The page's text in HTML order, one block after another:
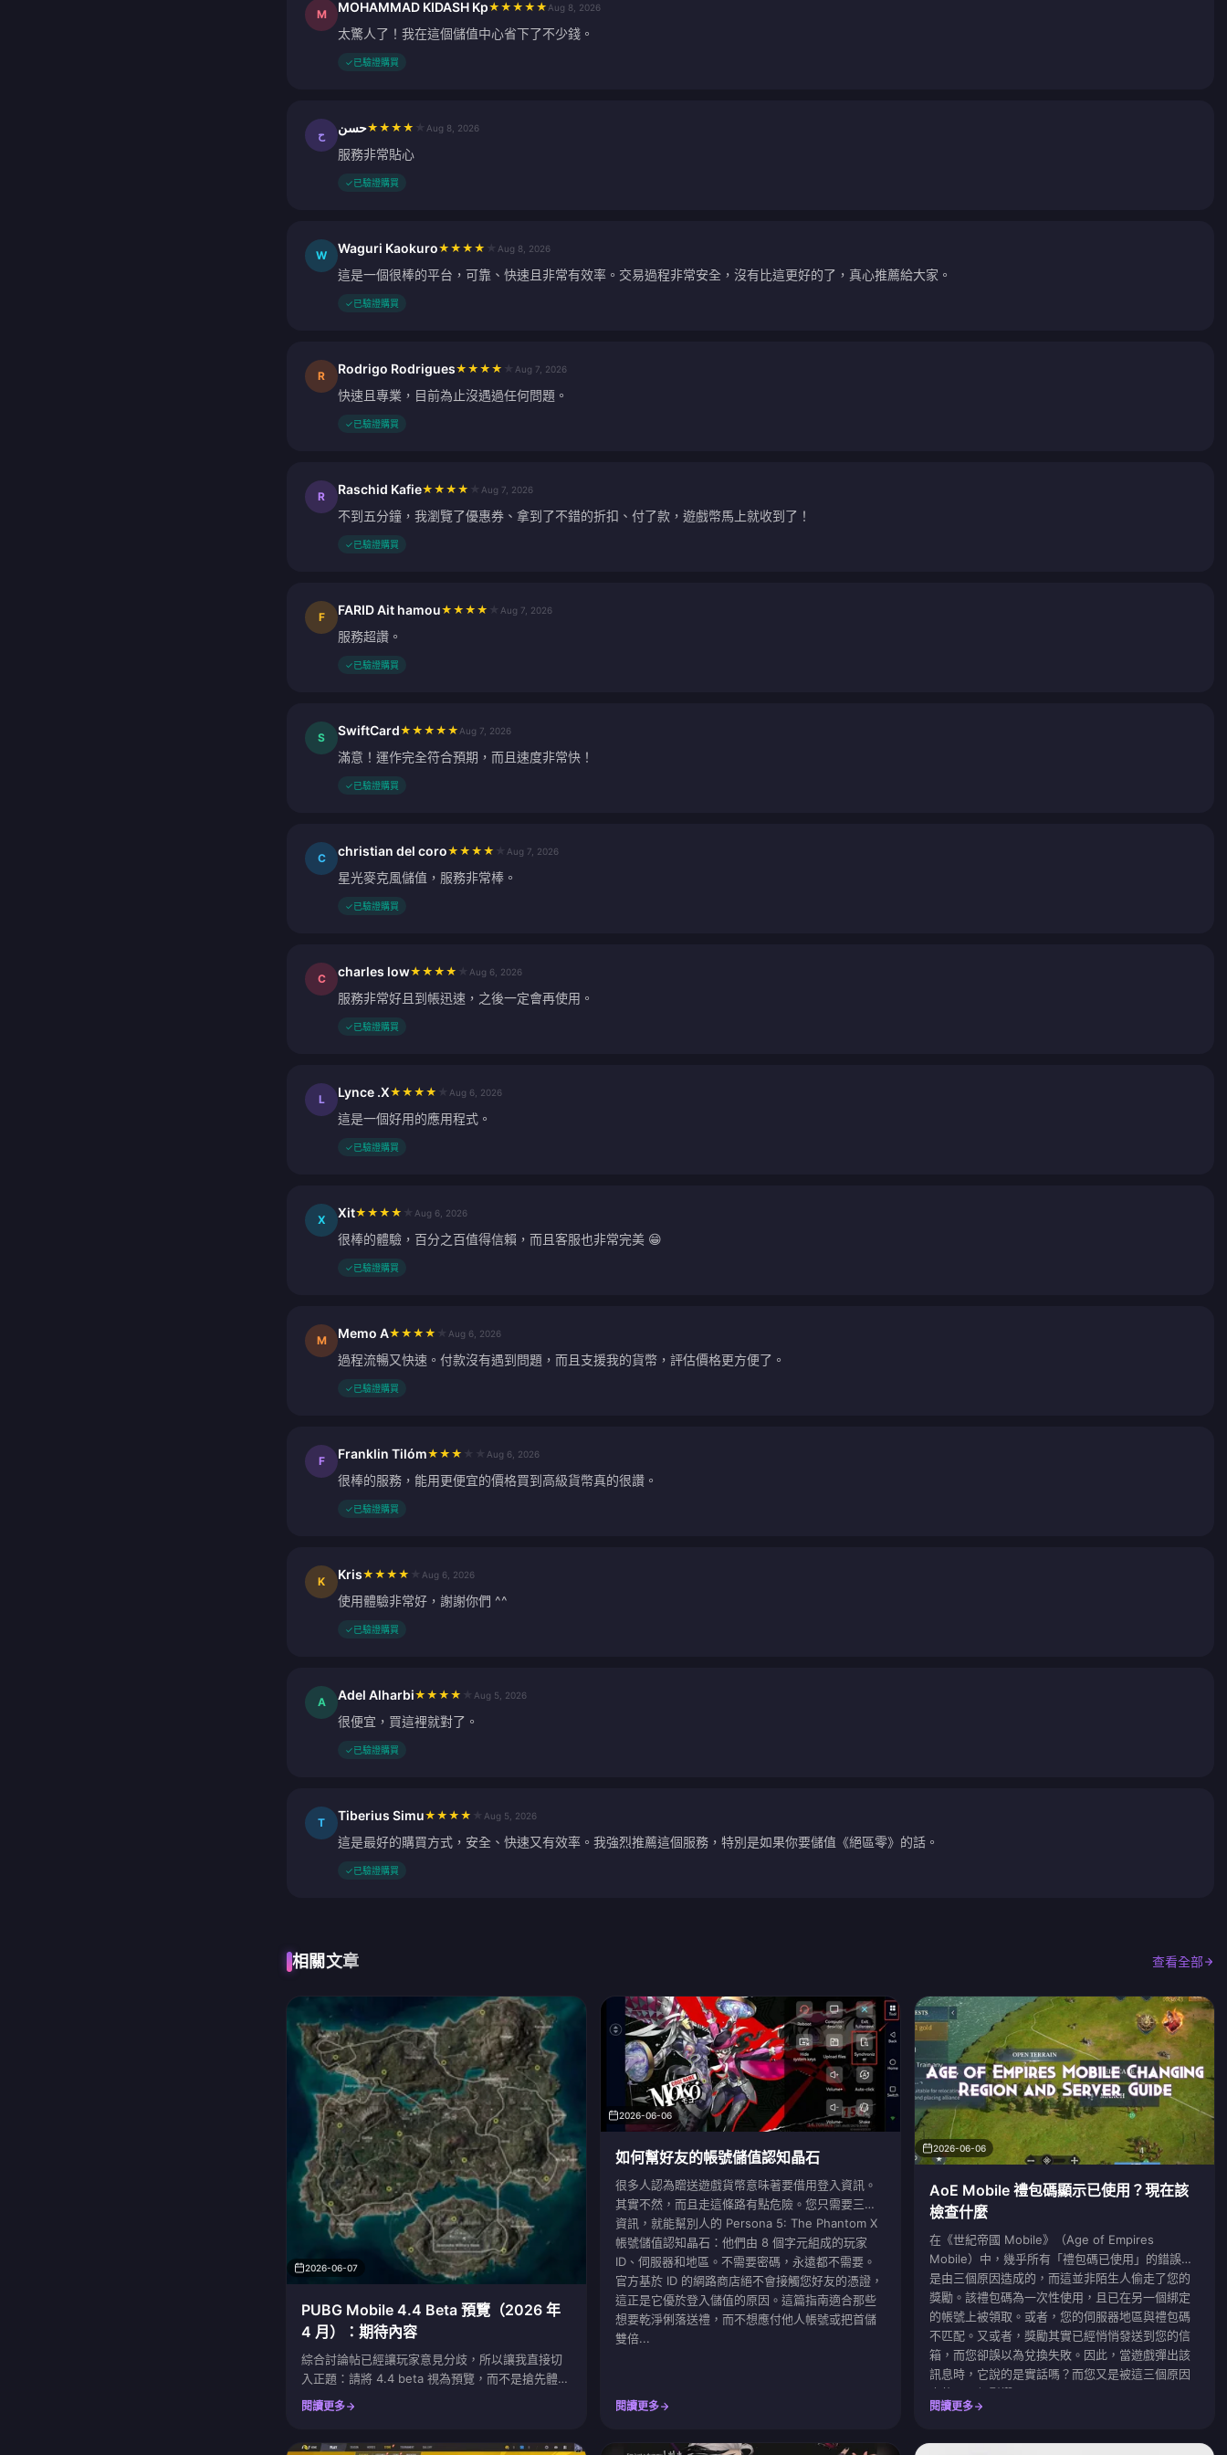
M MOHAMMAD KIDASH Kp★ ★ ★ ★ ★ Aug 8, 2026
太驚人了！我在這個儲值中心省下了不少錢。
✓已驗證購買
ح حسن★ ★ ★ ★ Aug 8, 2026
服務非常貼心
✓已驗證購買
W Waguri Kaokuro★ ★ ★ ★ Aug 8, 2026
這是一個很棒的平台，可靠、快速且非常有效率。交易過程非常安全，沒有比這更好的了，真心推薦給大家。
✓已驗證購買
R Rodrigo Rodrigues★ ★ ★ ★ Aug 7, 2026
快速且專業，目前為止沒遇過任何問題。
✓已驗證購買
R Raschid Kafie★ ★ ★ ★ Aug 7, 2026
不到五分鐘，我瀏覽了優惠券、拿到了不錯的折扣、付了款，遊戲幣馬上就收到了！
✓已驗證購買
F FARID Ait hamou★ ★ ★ ★ Aug 7, 2026
服務超讚。
✓已驗證購買
S SwiftCard★ ★ ★ ★ ★ Aug 7, 2026
滿意！運作完全符合預期，而且速度非常快！
✓已驗證購買
C christian del coro★ ★ ★ ★ Aug 7, 2026
星光麥克風儲值，服務非常棒。
✓已驗證購買
C charles low★ ★ ★ ★ Aug 6, 2026
服務非常好且到帳迅速，之後一定會再使用。
✓已驗證購買
L Lynce .X★ ★ ★ ★ Aug 6, 2026
這是一個好用的應用程式。
✓已驗證購買
X Xit★ ★ ★ ★ Aug 6, 2026
很棒的體驗，百分之百值得信賴，而且客服也非常完美 😁
✓已驗證購買
M Memo A★ ★ ★ ★ Aug 6, 2026
過程流暢又快速。付款沒有遇到問題，而且支援我的貨幣，評估價格更方便了。
✓已驗證購買
F Franklin Tilóm★ ★ ★ Aug 6, 2026
很棒的服務，能用更便宜的價格買到高級貨幣真的很讚。
✓已驗證購買
K Kris★ ★ ★ ★ Aug 6, 2026
使用體驗非常好，謝謝你們 ^^
✓已驗證購買
A Adel Alharbi★ ★ ★ ★ Aug 5, 2026
很便宜，買這裡就對了。
✓已驗證購買
T Tiberius Simu★ ★ ★ ★ Aug 5, 2026
這是最好的購買方式，安全、快速又有效率。我強烈推薦這個服務，特別是如果你要儲值《絕區零》的話。
✓已驗證購買
相關文章 查看全部
2026-06-07
PUBG Mobile 4.4 Beta 預覽（2026 年
4 月）：期待內容
綜合討論帖已經讓玩家意見分歧，所以讓我直接切
入正題：請將 4.4 beta 視為預覽，而不是搶先體
驗。您的進度和您的 UC 不會繼承到正式服，因此
閱讀更多
2026-06-06
如何幫好友的帳號儲值認知晶石
很多人認為贈送遊戲貨幣意味著要借用登入資訊。
其實不然，而且走這條路有點危險。您只需要三項
資訊，就能幫別人的 Persona 5: The Phantom X
帳號儲值認知晶石：他們由 8 個字元組成的玩家
ID、伺服器和地區。不需要密碼，永遠都不需要。
官方基於 ID 的網路商店絕不會接觸您好友的憑證，
這正是它優於登入儲值的原因。這篇指南適合那些
想要乾淨俐落送禮，而不想應付他人帳號或把首儲
雙倍...
閱讀更多
2026-06-06
AoE Mobile 禮包碼顯示已使用？現在該
檢查什麼
在《世紀帝國 Mobile》（Age of Empires
Mobile）中，幾乎所有「禮包碼已使用」的錯誤都
是由三個原因造成的，而這並非陌生人偷走了您的
獎勵。該禮包碼為一次性使用，且已在另一個綁定
的帳號上被領取。或者，您的伺服器地區與禮包碼
不匹配。又或者，獎勵其實已經悄悄發送到您的信
箱，而您卻誤以為兌換失敗。因此，當遊戲彈出該
訊息時，它說的是實話嗎？而您又是被這三個原因
中的哪一個影響了？
閱讀更多